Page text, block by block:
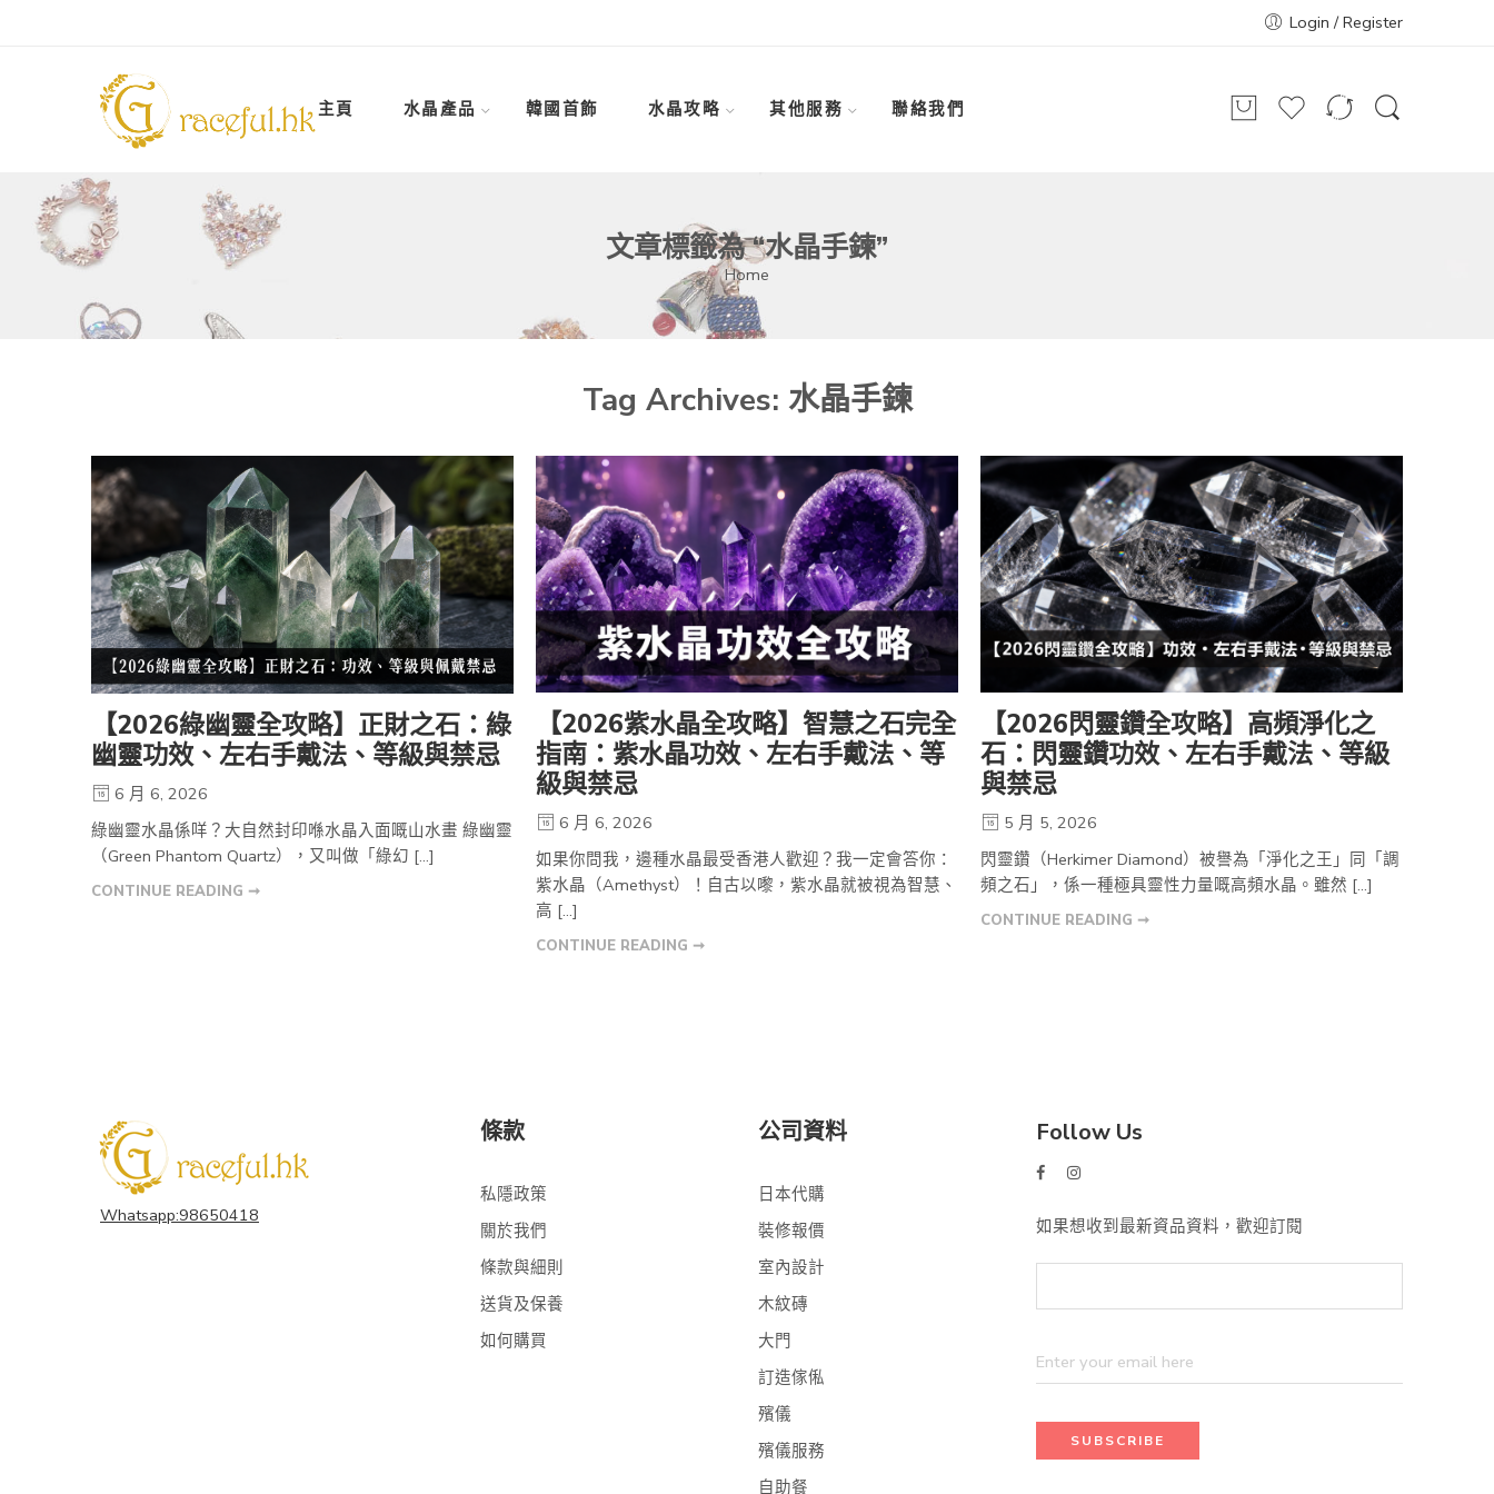
Login / Register
主頁 水晶產品 韓國首飾 水晶攻略 其他服務 聯絡我們
文章標籤為 “水晶手鍊”
Home
Tag Archives: 水晶手鍊
【2026綠幽靈全攻略】正財之石：綠
幽靈功效、左右手戴法、等級與禁忌
6 月 6, 2026
綠幽靈水晶係咩？大自然封印喺水晶入面嘅山水畫 綠幽靈
（Green Phantom Quartz），又叫做「綠幻 […]
CONTINUE READING ➞
【2026紫水晶全攻略】智慧之石完全
指南：紫水晶功效、左右手戴法、等
級與禁忌
6 月 6, 2026
如果你問我，邊種水晶最受香港人歡迎？我一定會答你：
紫水晶（Amethyst）！自古以嚟，紫水晶就被視為智慧、
高 […]
CONTINUE READING ➞
【2026閃靈鑽全攻略】高頻淨化之
石：閃靈鑽功效、左右手戴法、等級
與禁忌
5 月 5, 2026
閃靈鑽（Herkimer Diamond）被譽為「淨化之王」同「調
頻之石」，係一種極具靈性力量嘅高頻水晶。雖然 […]
CONTINUE READING ➞
Whatsapp:98650418
條款
私隱政策
關於我們
條款與細則
送貨及保養
如何購買
公司資料
日本代購
裝修報價
室內設計
木紋磚
大門
訂造傢俬
殯儀
殯儀服務
自助餐
Follow Us
如果想收到最新資品資料，歡迎訂閱